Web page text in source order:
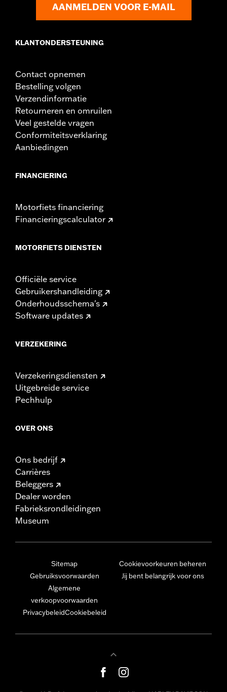
AANMELDEN VOOR E-MAIL
KLANTONDERSTEUNING
Contact opnemen
Bestelling volgen
Verzendinformatie
Retourneren en omruilen
Veel gestelde vragen
Conformiteitsverklaring
Aanbiedingen
FINANCIERING
Motorfiets financiering
Financieringscalculator
MOTORFIETS DIENSTEN
Officiële service
Gebruikershandleiding
Onderhoudsschema's
Software updates
VERZEKERING
Verzekeringsdiensten
Uitgebreide service
Pechhulp
OVER ONS
Ons bedrijf
Carrières
Beleggers
Dealer worden
Fabrieksrondleidingen
Museum
Sitemap
Gebruiksvoorwaarden
Algemene
verkoopvoorwaarden
PrivacybeleidCookiebeleid
Cookievoorkeuren beheren
Jij bent belangrijk voor ons